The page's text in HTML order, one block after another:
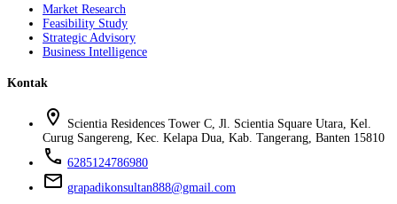
Market Research
Feasibility Study
Strategic Advisory
Business Intelligence
Kontak
location_on
Scientia Residences Tower C, Jl. Scientia Square Utara, Kel.
Curug Sangereng, Kec. Kelapa Dua, Kab. Tangerang, Banten 15810
phone 6285124786980
mail grapadikonsultan888@gmail.com